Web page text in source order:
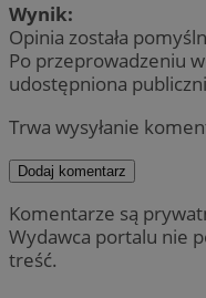
Wynik:
Opinia została
Po przeprowadzeniu
udostępniona
Trwa wysyłanie
Dodaj komentarz
Komentarze są
Wydawca portalu nie
treść.